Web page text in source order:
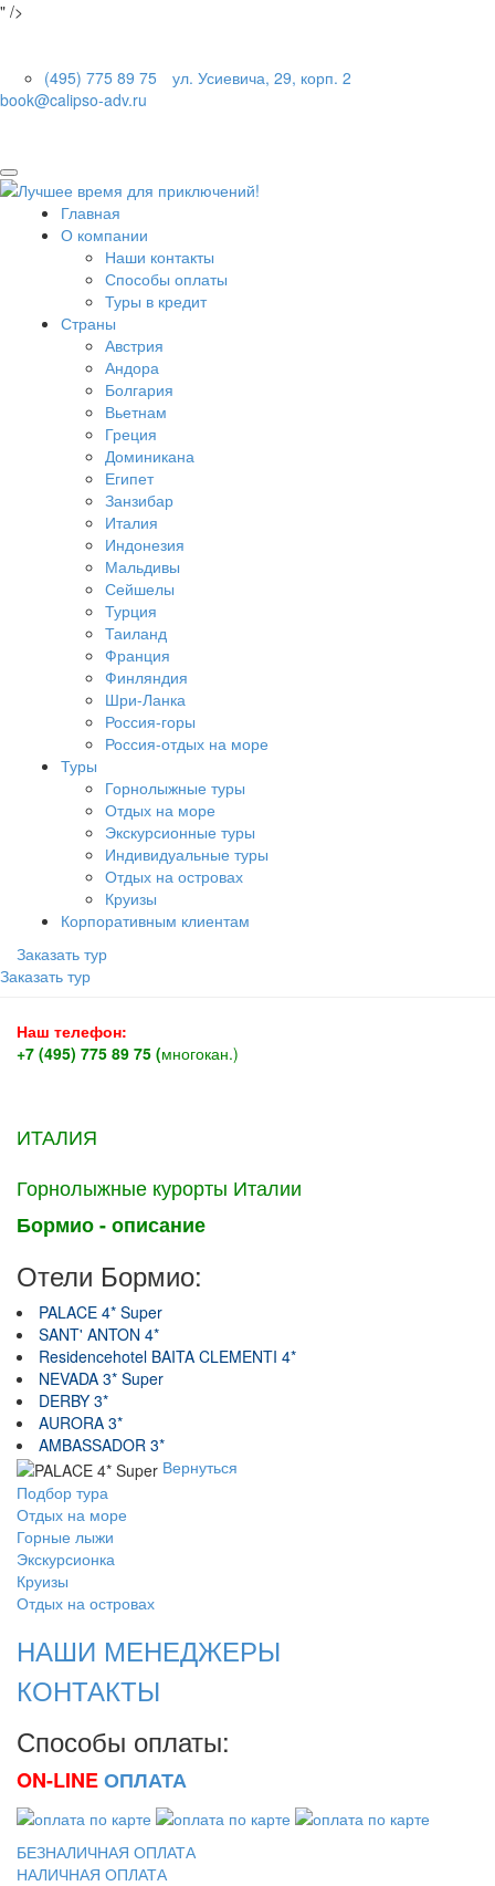
" />
(495) 775 89 75
ул. Усиевича, 29, корп. 2
book@calipso-adv.ru
Главная
О компании
Наши контакты
Способы оплаты
Туры в кредит
Страны
Австрия
Андора
Болгария
Вьетнам
Греция
Доминикана
Египет
Занзибар
Италия
Индонезия
Мальдивы
Сейшелы
Турция
Таиланд
Франция
Финляндия
Шри-Ланка
Россия-горы
Россия-отдых на море
Туры
Горнолыжные туры
Отдых на море
Экскурсионные туры
Индивидуальные туры
Отдых на островах
Круизы
Корпоративным клиентам
Заказать тур
Заказать тур
Наш телефон:
+7 (495) 775 89 75 (многокан.)
ИТАЛИЯ
Горнолыжные курорты Италии
Бормио - описание
Отели Бормио:
PALACE 4* Super
SANT' ANTON 4*
Residencehotel BAITA CLEMENTI 4*
NEVADA 3* Super
DERBY 3*
AURORA 3*
AMBASSADOR 3*
Вернуться
Подбор тура
Отдых на море
Горные лыжи
Экскурсионка
Круизы
Отдых на островах
НАШИ МЕНЕДЖЕРЫ
КОНТАКТЫ
Способы оплаты:
ON-LINEОПЛАТА
БЕЗНАЛИЧНАЯ ОПЛАТА
НАЛИЧНАЯ ОПЛАТА